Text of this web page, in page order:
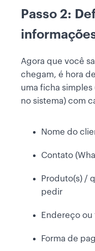
Passo 2:
Agora que você
chegam, é hora de
uma ficha
no sistema) com
Nome do
Contato
Produto(s) /
pedir
Endereço
Forma de